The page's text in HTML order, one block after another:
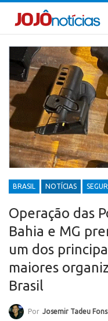
BRASIL NOTÍCIAS
Operação das
Bahia e MG
um dos
maiores
Brasil
Por Josemir Tadeu Fonseca